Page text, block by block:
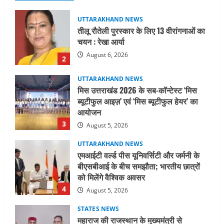
3
मिस उत्तराखंड 2026 के सब-कॉन्टेस्ट ‘मिस
ब्यूटीफुल आइज़’ एवं ‘मिस ब्यूटीफुल हेयर’ का
आयोजन
August 5, 2026
4
UTTARAKHAND NEWS
एमआईटी वर्ल्ड पीस यूनिवर्सिटी और जर्मनी के
बीएसबीआई के बीच समझौता; भारतीय छात्रों
को मिलेंगे वैश्विक अवसर
August 5, 2026
5
STATES NEWS
महाराज की राजस्थान के मुख्यमंत्री से
शिष्टाचार भेंट पर्यटन और सांस्कृतिक
गतिविधियों के विस्तार पर हुई चर्चा
August 4, 2026
UTTARAKHAND NEWS
जिलाधिकारी/जिला निर्वाचन अधिकारी ने